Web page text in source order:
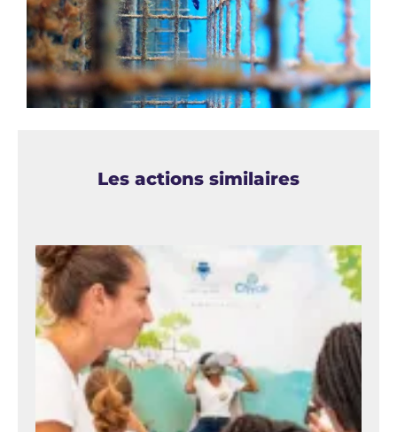
Les actions similaires